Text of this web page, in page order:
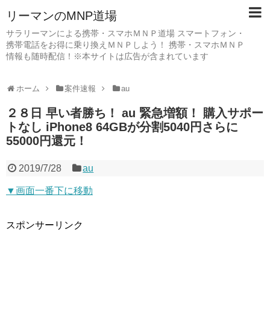
リーマンのMNP道場
サラリーマンによる携帯・スマホＭＮＰ道場 スマートフォン・
携帯電話をお得に乗り換えＭＮＰしよう！ 携帯・スマホＭＮＰ
情報も随時配信！※本サイトは広告が含まれています
ホーム 案件速報 au
２８日 早い者勝ち！ au 緊急増額！ 購入サポー
トなし iPhone8 64GBが分割5040円さらに
55000円還元！
2019/7/28 au
▼画面一番下に移動
スポンサーリンク